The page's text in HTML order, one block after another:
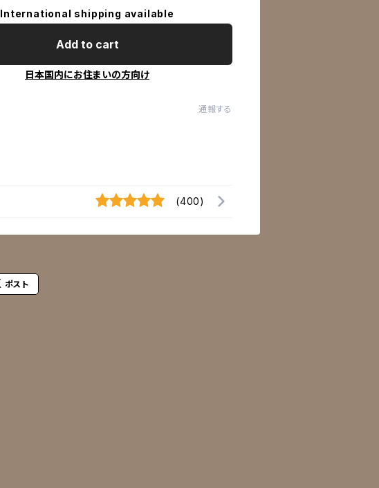
International shipping available
Add to cart
日本国内にお住まいの方向け
通報する
(400)
ポスト